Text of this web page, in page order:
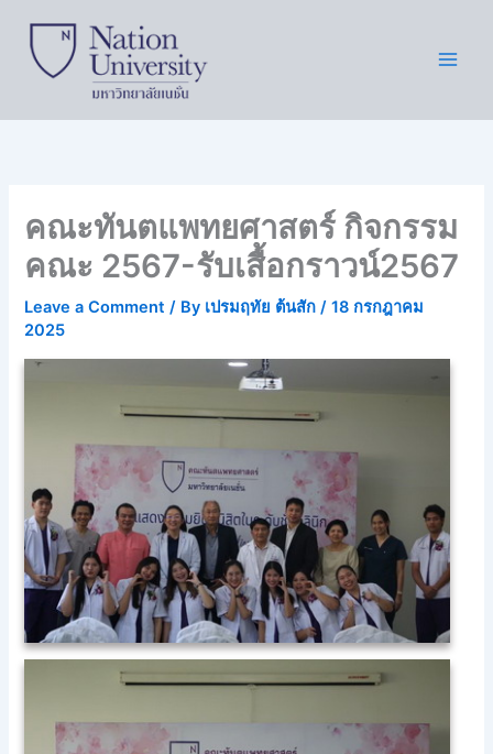
content
คณะทันตแพทยศาสตร์ กิจกรรม
คณะ 2567-รับเสื้อกราวน์2567
Leave a Comment / By เปรมฤทัย ต้นสัก/18 กรกฎาคม
2025